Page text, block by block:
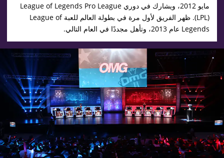
مايو 2012، ويشارك في دوري League of Legends Pro League
‏(LPL). ظهر الفريق لأول مرة في بطولة العالم للعبة League of
Legends عام 2013، وتأهل مجددًا في العام التالي.